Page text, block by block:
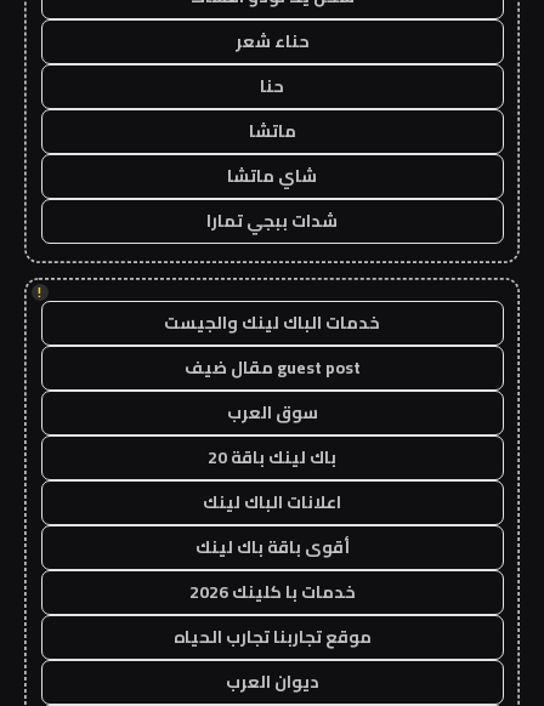
حناء شعر
حنا
ماتشا
شاي ماتشا
شدات ببجي تمارا
!
خدمات الباك لينك والجيست
guest post مقال ضيف
سوق العرب
باك لينك باقة 20
اعلانات الباك لينك
أقوى باقة باك لينك
خدمات با كلينك 2026
موقع تجاربنا تجارب الحياه
ديوان العرب